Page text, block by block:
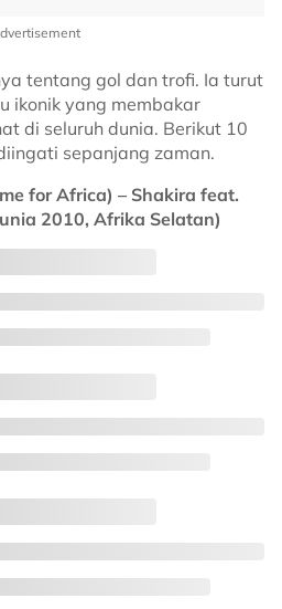
tentang gol dan trofi. Ia turut
ikonik yang membakar
di seluruh dunia. Berikut 10
sepanjang zaman.
for Africa) – Shakira feat.
2010, Afrika Selatan)